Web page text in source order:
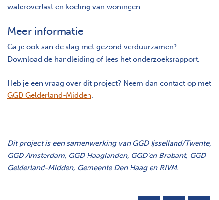
wateroverlast en koeling van woningen.
Meer informatie
Ga je ook aan de slag met gezond verduurzamen?
Download de handleiding of lees het onderzoeksrapport.
Heb je een vraag over dit project? Neem dan contact op met
GGD Gelderland-Midden.
Dit project is een samenwerking van GGD Ijsselland/Twente,
GGD Amsterdam, GGD Haaglanden, GGD'en Brabant, GGD
Gelderland-Midden, Gemeente Den Haag en RIVM.